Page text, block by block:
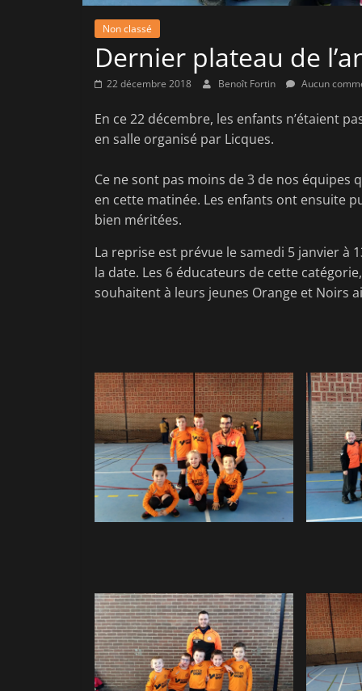
Non classé
Dernier plateau de
22 décembre 2018 Benoît Fortin Aucun
En ce 22 décembre, les enfants n’étaient
en salle organisé par Licques.
Ce ne sont pas moins de 3 de nos
en cette matinée. Les enfants ont ensuite
bien méritées.
La reprise est prévue le samedi 5 janvier à
la date. Les 6 éducateurs de cette
souhaitent à leurs jeunes Orange et Noirs